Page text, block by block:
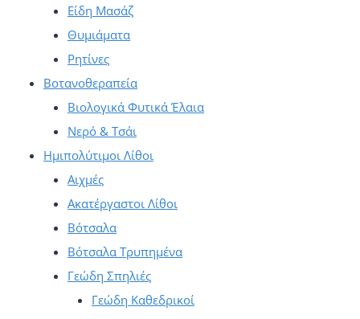
Είδη Μασάζ
Θυμιάματα
Ρητίνες
Βοτανοθεραπεία
Βιολογικά Φυτικά Έλαια
Νερό & Τσάι
Ημιπολύτιμοι Λίθοι
Αιχμές
Ακατέργαστοι Λίθοι
Βότσαλα
Βότσαλα Τρυπημένα
Γεώδη Σπηλιές
Γεώδη Καθεδρικοί